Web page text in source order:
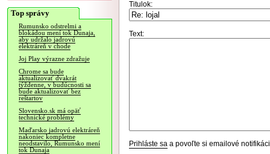
Top správy
Rumunsko odstrelmi a
blokádou mení tok Dunaja,
aby udržalo jadrovú
elektráreň v chode
Joj Play výrazne zdražuje
Chrome sa bude
aktualizovať dvakrát
týždenne, v budúcnosti sa
bude aktualizovať bez
reštartov
Slovensko.sk má opäť
technické problémy
Maďarsko jadrovú elektráreň
nakoniec kompletne
neodstavilo, Rumunsko mení
tok Dunaja
Titulok:
Text:
Prihláste sa a povoľte si emailové